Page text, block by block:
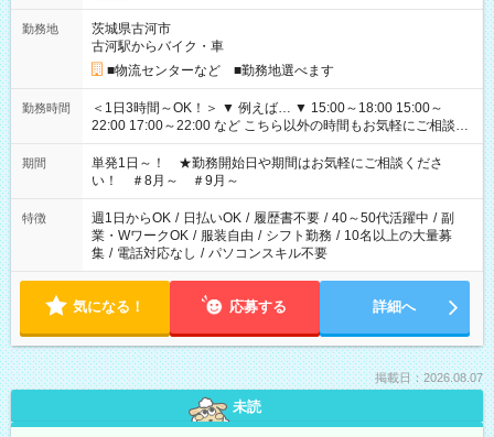
勤務地
茨城県古河市
古河駅からバイク・車
■物流センターなど ■勤務地選べます
勤務時間
＜1日3時間～OK！＞ ▼ 例えば… ▼ 15:00～18:00 15:00～
22:00 17:00～22:00 など こちら以外の時間もお気軽にご相談く
ださい！
期間
単発1日～！ ★勤務開始日や期間はお気軽にご相談くださ
い！ ＃8月～ ＃9月～
特徴 週1日からOK / 日払いOK / 履歴書不要 / 40～50代活躍中 / 副
業・WワークOK / 服装自由 / シフト勤務 / 10名以上の大量募
集 / 電話対応なし / パソコンスキル不要
気になる！ 応募する 詳細へ
掲載日：2026.08.07
未読